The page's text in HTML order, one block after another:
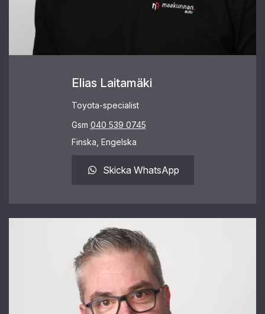
Elias Laitamäki
Toyota-specialist
Gsm 040 539 0745
Finska, Engelska
Skicka WhatsApp